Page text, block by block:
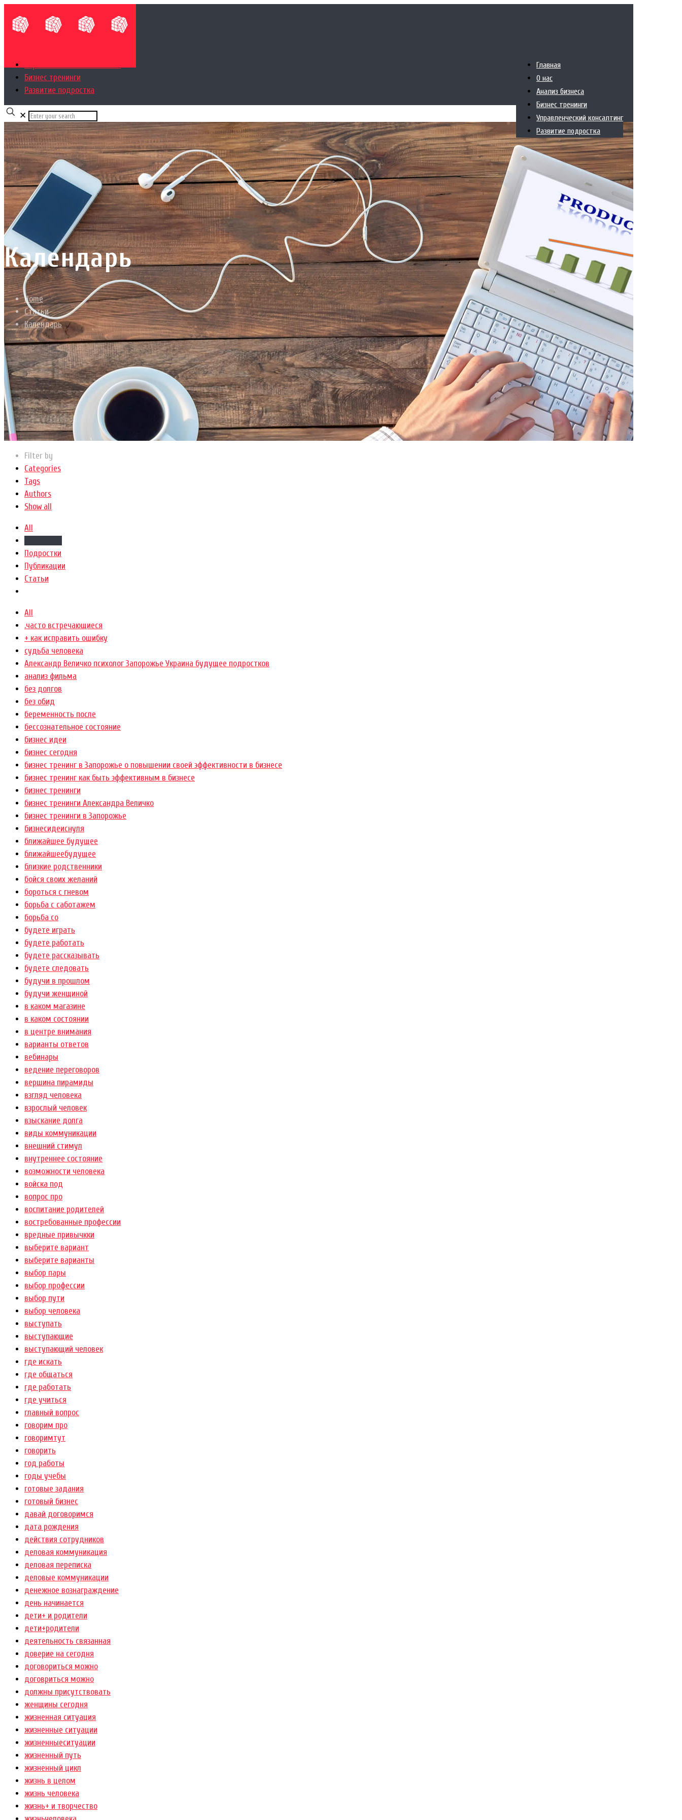
Главная
О нас
Анализ бизнеса
Бизнес тренинги
Управленческий консалтинг
Развитие подростка
Бизнес тренинги
Развитие подростка
✕
Календарь
Home
Статьи
Календарь
Filter by
Categories
Tags
Authors
Show all
All
Подростки
Публикации
Статьи
All
.часто встречающиеся
+ как исправить ошибку
cудьба человека
Александр Величко психолог Запорожье Украина будущее подростков
анализ фильма
без долгов
без обид
беременность после
бессознательное состояние
бизнес идеи
бизнес сегодня
бизнес тренинг в Запорожье о повышении своей эффективности в бизнесе
бизнес тренинг как быть эффективным в бизнесе
бизнес тренинги
бизнес тренинги Александра Величко
бизнес тренинги в Запорожье
бизнесидеиснуля
ближайшее будущее
ближайшеебудущее
близкие родственники
бойся своих желаний
бороться с гневом
борьба с саботажем
борьба со
будете играть
будете работать
будете рассказывать
будете следовать
будучи в прошлом
будучи женщиной
в каком магазине
в каком состоянии
в центре внимания
варианты ответов
вебинары
ведение переговоров
вершина пирамиды
взгляд человека
взрослый человек
взыскание долга
виды коммуникации
внешний стимул
внутреннее состояние
возможности человека
войска под
вопрос про
воспитание родителей
востребованные профессии
вредные привычкки
выберите вариант
выберите варианты
выбор пары
выбор профессии
выбор пути
выбор человека
выступать
выступающие
выступающий человек
где искать
где общаться
где работать
где учиться
главный вопрос
говорим про
говоримтут
говорить
год работы
годы учебы
готовые задания
готовый бизнес
давай договоримся
дата рождения
действия сотрудников
деловая коммуникация
деловая переписка
деловые коммуникации
денежное вознаграждение
день начинается
дети+ и родители
дети+родители
деятельность связанная
доверие на сегодня
договориться можно
договриться можно
должны присутствовать
женщины сегодня
жизненная ситуация
жизненные ситуации
жизненныеситуации
жизненный путь
жизненный цикл
жизнь в целом
жизнь человека
жизнь+ и творчество